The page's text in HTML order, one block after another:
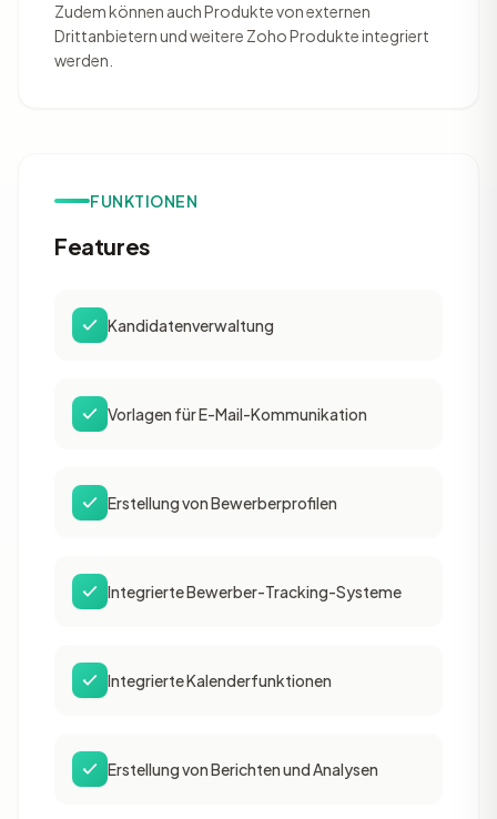
Zudem können auch Produkte von externen
Drittanbietern und weitere Zoho Produkte integriert
werden.
FUNKTIONEN
Features
Kandidatenverwaltung
Vorlagen für E-Mail-Kommunikation
Erstellung von Bewerberprofilen
Integrierte Bewerber-Tracking-Systeme
Integrierte Kalenderfunktionen
Erstellung von Berichten und Analysen